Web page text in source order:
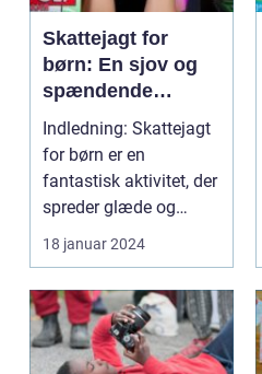
Skattejagt for
børn: En sjov og
spændende
aktivitet for både
små og store
eventyrere
Indledning: Skattejagt
for børn er en
fantastisk aktivitet, der
spreder glæde og
spænding blandt de ...
18 januar 2024